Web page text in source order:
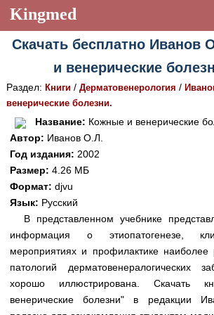
Kingmed
Учебный материал
Видеогалерея 899
Фотогалерея (1906)
Истории болезней
Лекции и презентации
Аккредитационные тесты
Методические рекомендации
Научно-популярное
Статьи
Пароль
Восстановить пароль
Регистрация
Скачать бесплатно Иванов
и венерические
Раздел: Книги/ Дерматовенерология /
венерические болезни.
Название: Кожные и венерические
Автор: Иванов О.Л.
Год издания: 2002
Размер: 4.26 МБ
Формат: djvu
Язык: Русский
В представленном учебнике
информация о этиопатогенезе,
мероприятиях и профилактике наиболее
патологий дерматовенералогических
хорошо иллюстрирована. Скачать
венерические болезни" в редакции